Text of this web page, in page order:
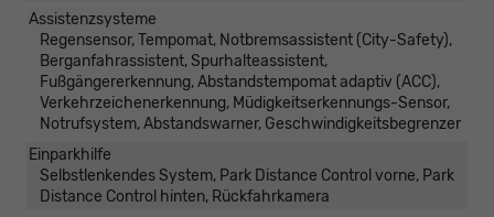
Assistenzsysteme
Regensensor, Tempomat, Notbremsassistent (City-Safety),
Berganfahrassistent, Spurhalteassistent,
Fußgängererkennung, Abstandstempomat adaptiv (ACC),
Verkehrzeichenerkennung, Müdigkeitserkennungs-Sensor,
Notrufsystem, Abstandswarner, Geschwindigkeitsbegrenzer
Einparkhilfe
Selbstlenkendes System, Park Distance Control vorne, Park
Distance Control hinten, Rückfahrkamera